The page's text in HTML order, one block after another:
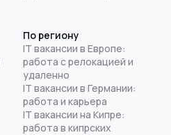
По региону
IT вакансии в Европе:
работа с релокацией и
удаленно
IT вакансии в Германии:
работа и карьера
IT вакансии на Кипре:
работа в кипрских